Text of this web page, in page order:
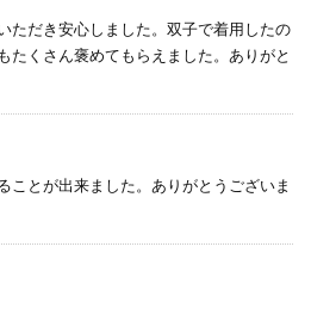
ただき安心しました。双子で着用したの
たくさん褒めてもらえました。ありがと
ことが出来ました。ありがとうございま